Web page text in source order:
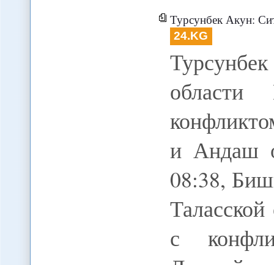
Турсунбек Акун: Ситуация в
24.KG
и Андаш
08:38,
с